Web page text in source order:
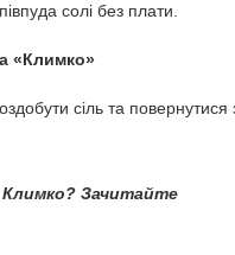
солі без плати.
«Климко»
сіль та
Климко? Зачитайте